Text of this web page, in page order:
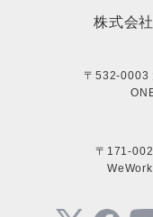
株式会
〒532-0003
〒171-